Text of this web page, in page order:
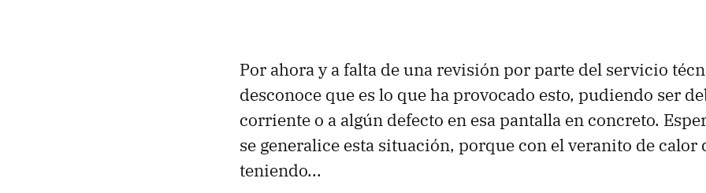
Por ahora y a falta de una revisión por parte del servicio
desconoce que es lo que ha provocado esto, pudiendo ser
corriente o a algún defecto en esa pantalla en concreto.
se generalice esta situación, porque con el veranito de calor
teniendo...